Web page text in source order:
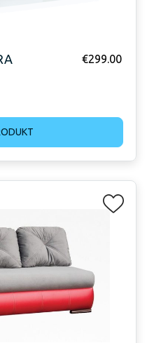
€299.00